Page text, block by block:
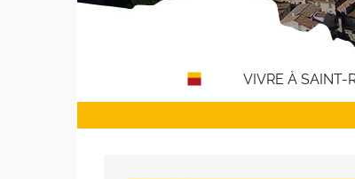
VIVRE À SAINT-